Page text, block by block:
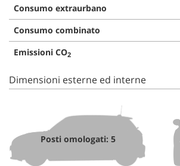
Consumo extraurbano
Consumo combinato
Emissioni CO2
Dimensioni esterne ed interne
Posti omologati: 5